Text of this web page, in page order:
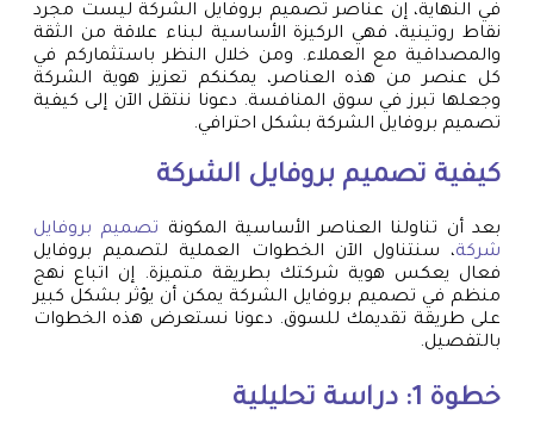
في النهاية، إن عناصر تصميم بروفايل الشركة ليست مجرد
نقاط روتينية، فهي الركيزة الأساسية لبناء علاقة من الثقة
والمصداقية مع العملاء. ومن خلال النظر باستثماركم في
كل عنصر من هذه العناصر، يمكنكم تعزيز هوية الشركة
وجعلها تبرز في سوق المنافسة. دعونا ننتقل الآن إلى كيفية
تصميم بروفايل الشركة بشكل احترافي.
كيفية تصميم بروفايل الشركة
بعد أن تناولنا العناصر الأساسية المكونة تصميم بروفايل
شركة، سنتناول الآن الخطوات العملية لتصميم بروفايل
فعال يعكس هوية شركتك بطريقة متميزة. إن اتباع نهج
منظم في تصميم بروفايل الشركة يمكن أن يؤثر بشكل كبير
على طريقة تقديمك للسوق. دعونا نستعرض هذه الخطوات
بالتفصيل.
خطوة 1: دراسة تحليلية